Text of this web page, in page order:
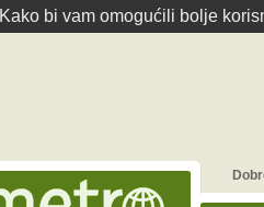
Kako bi vam omogućili bolje